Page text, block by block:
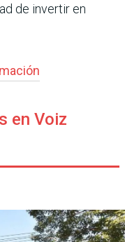
de invertir en
en Voiz